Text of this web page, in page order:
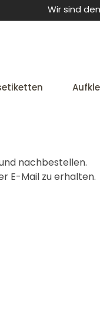
Wir sind
nachbestellen.
E-Mail zu erhalten.